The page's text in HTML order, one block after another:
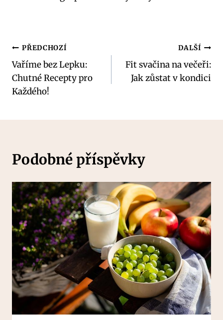
Navigace
pro
příspěvek
PŘEDCHOZÍ
Vaříme bez Lepku:
Chutné Recepty pro
Každého!
DALŠÍ
Fit svačina na večeři:
Jak zůstat v kondici
Podobné příspěvky